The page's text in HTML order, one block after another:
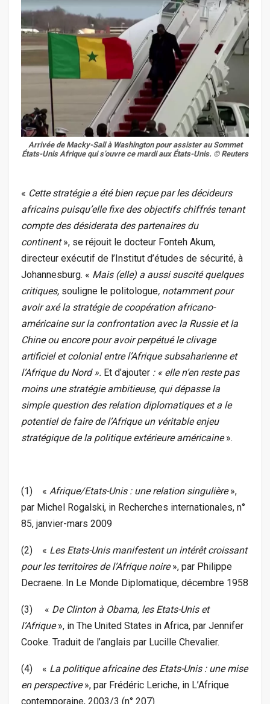
Arrivée de Macky-Sall à Washington pour assister au Sommet
États-Unis Afrique qui s’ouvre ce mardi aux États-Unis. © Reuters
« Cette stratégie a été bien reçue par les décideurs
africains puisqu’elle fixe des objectifs chiffrés tenant
compte des désiderata des partenaires du
continent», se réjouit le docteur Fonteh Akum,
directeur exécutif de l’Institut d’études de sécurité, à
Johannesburg. « Mais (elle) a aussi suscité quelques
critiques, souligne le politologue, notamment pour
avoir axé la stratégie de coopération africano-
américaine sur la confrontation avec la Russie et la
Chine ou encore pour avoir perpétué le clivage
artificiel et colonial entre l’Afrique subsaharienne et
l’Afrique du Nord ». Et d’ajouter : « elle n’en reste pas
moins une stratégie ambitieuse, qui dépasse la
simple question des relation diplomatiques et a le
potentiel de faire de l’Afrique un véritable enjeu
stratégique de la politique extérieure américaine».
(1) « Afrique/Etats-Unis : une relation singulière»,
par Michel Rogalski, in Recherches internationales, n°
85, janvier-mars 2009
(2) « Les Etats-Unis manifestent un intérêt croissant
pour les territoires de l’Afrique noire», par Philippe
Decraene. In Le Monde Diplomatique, décembre 1958
(3) « De Clinton à Obama, les Etats-Unis et
l’Afrique», in The United States in Africa, par Jennifer
Cooke. Traduit de l’anglais par Lucille Chevalier.
(4) « La politique africaine des Etats-Unis : une mise
en perspective», par Frédéric Leriche, in L’Afrique
contemporaine, 2003/3 (n° 207)